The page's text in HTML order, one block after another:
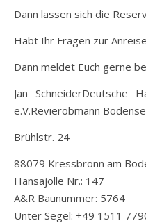
Dann lassen sich die
Habt Ihr Fragen zur
Dann meldet Euch gerne
Jan SchneiderDeutsche
e.V.Revierobmann
Brühlstr. 24
88079 Kressbronn am
Hansajolle Nr.: 147
A&R Baunummer: 5764
Unter Segel: +49 1511